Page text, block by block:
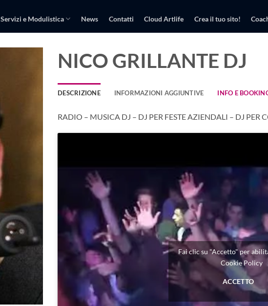
Servizi e Modulistica News Contatti Cloud Artlife Crea il tuo sito!
NICO GRILLANTE DJ
DESCRIZIONE INFORMAZIONI AGGIUNTIVE INFO E
RADIO – MUSICA DJ – DJ PER FESTE AZIENDALI – DJ
Fai clic su "Accetto" per
Cookie Policy
ACCETTO